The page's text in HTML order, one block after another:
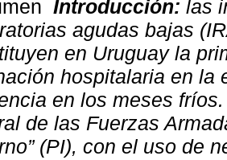
Introducción: las
agudas bajas
en Uruguay la
hospitalaria en la
en los meses
de las Fuerzas
(PI), con el uso de